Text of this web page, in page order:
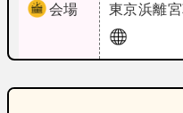
会場 東京浜離